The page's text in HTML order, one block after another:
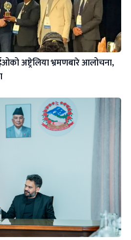
अष्ट्रेलिया भ्रमणबारे आलोचना,